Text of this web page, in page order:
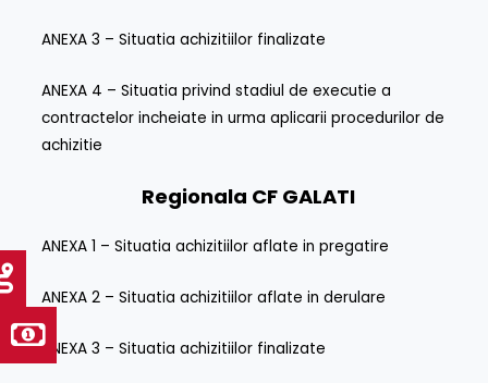
ANEXA 3 – Situatia achizitiilor finalizate
ANEXA 4 – Situatia privind stadiul de executie a
contractelor incheiate in urma aplicarii procedurilor de
achizitie
Regionala CF GALATI
ANEXA 1 – Situatia achizitiilor aflate in pregatire
ANEXA 2 – Situatia achizitiilor aflate in derulare
ANEXA 3 – Situatia achizitiilor finalizate